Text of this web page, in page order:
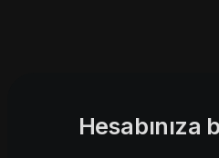
Hesabınıza